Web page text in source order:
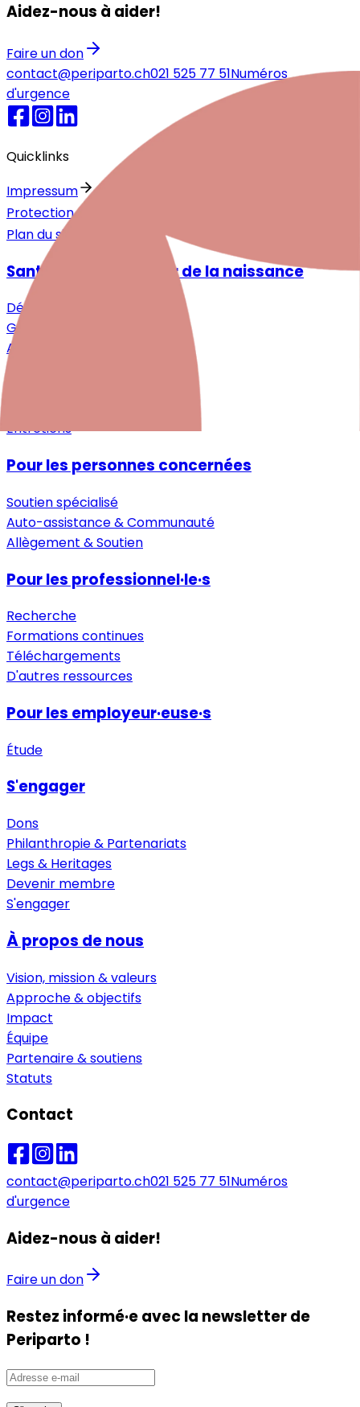
Aidez-nous à aider!
Faire un don
contact@periparto.ch021 525 77 51Numéros
d'urgence
Quicklinks
Impressum
Protection des données
Plan du site
Santé mentale autour de la naissance
Désir d'enfant
Grossesse
Après la naissance
Petite enfance
Entretiens
Pour les personnes concernées
Soutien spécialisé
Auto-assistance & Communauté
Allègement & Soutien
Pour les professionnel·le·s
Recherche
Formations continues
Téléchargements
D'autres ressources
Pour les employeur·euse·s
Étude
S'engager
Dons
Philanthropie & Partenariats
Legs & Heritages
Devenir membre
S'engager
À propos de nous
Vision, mission & valeurs
Approche & objectifs
Impact
Équipe
Partenaire & soutiens
Statuts
Contact
contact@periparto.ch021 525 77 51Numéros
d'urgence
Aidez-nous à aider!
Faire un don
Restez informé·e avec la newsletter de
Periparto !